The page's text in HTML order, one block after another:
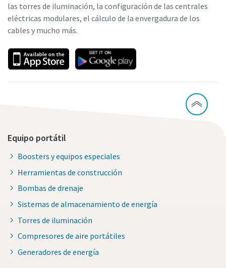
las torres de iluminación, la configuración de las centrales
eléctricas modulares, el cálculo de la envergadura de los
cables y mucho más.
Equipo portátil
Boosters y equipos especiales
Herramientas de construcción
Bombas de drenaje
Sistemas de almacenamiento de energía
Torres de iluminación
Compresores de aire portátiles
Generadores de energía